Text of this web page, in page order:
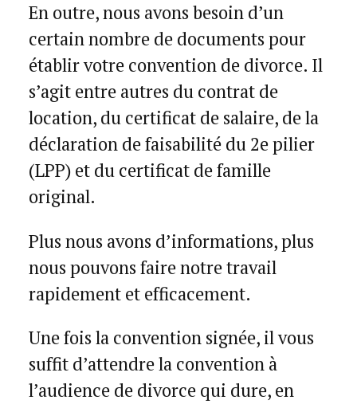
En outre, nous avons besoin d’un
certain nombre de documents pour
établir votre convention de divorce. Il
s’agit entre autres du contrat de
location, du certificat de salaire, de la
déclaration de faisabilité du 2e pilier
(LPP) et du certificat de famille
original.
Plus nous avons d’informations, plus
nous pouvons faire notre travail
rapidement et efficacement.
Une fois la convention signée, il vous
suffit d’attendre la convention à
l’audience de divorce qui dure, en